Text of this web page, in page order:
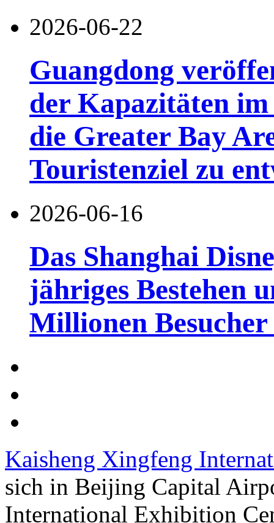
2026-06-22
Guangdong
der Kapazitäten
die Greater Bay
Touristenziel zu
2026-06-16
Das Shanghai
jähriges Bestehen
Millionen Besucher
Kaisheng Xingfeng
sich in Beijing Capital
International Exhibition